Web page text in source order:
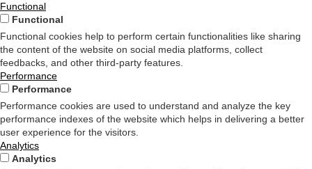
Functional
Functional
Functional cookies help to perform certain functionalities like sharing
the content of the website on social media platforms, collect
feedbacks, and other third-party features.
Performance
Performance
Performance cookies are used to understand and analyze the key
performance indexes of the website which helps in delivering a better
user experience for the visitors.
Analytics
Analytics